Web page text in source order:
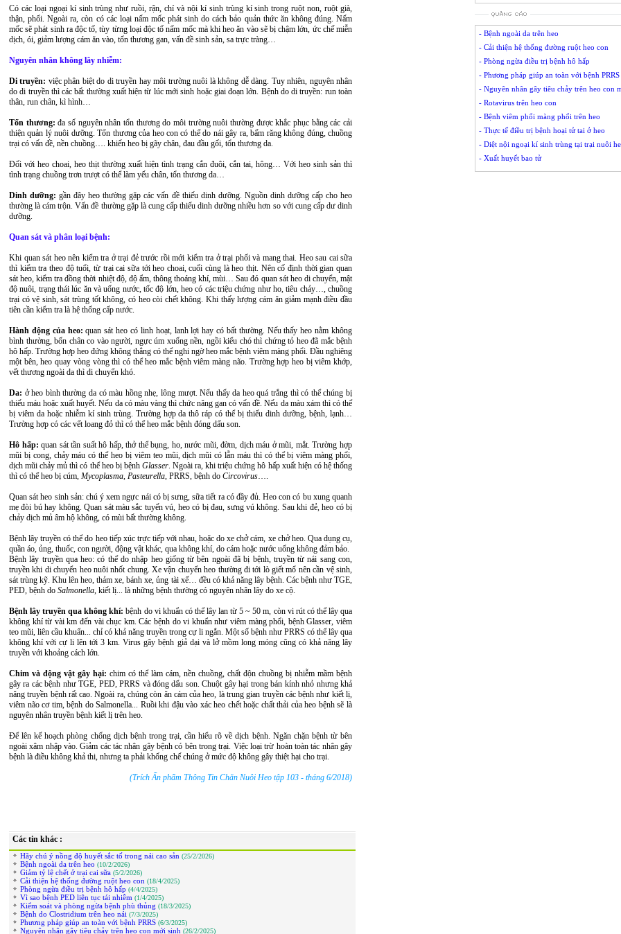
Có các loại ngoại kí sinh trùng như ruồi, rận, chí và nội kí sinh trùng kí sinh trong ruột non, ruột già,
thận, phổi. Ngoài ra, còn có các loại nấm mốc phát sinh do cách bảo quản thức ăn không đúng. Nấm
mốc sẽ phát sinh ra độc tố, tùy từng loại độc tố nấm mốc mà khi heo ăn vào sẽ bị chậm lớn, ức chế miễn
dịch, ói, giảm lượng cám ăn vào, tổn thương gan, vấn đề sinh sản, sa trực tràng…
Nguyên nhân không lây nhiễm:
Di truyền: việc phân biệt do di truyền hay môi trường nuôi là không dễ dàng. Tuy nhiên, nguyên nhân
do di truyền thì các bất thường xuất hiện từ lúc mới sinh hoặc giai đoạn lớn. Bệnh do di truyền: run toàn
thân, run chân, kì hình…
Tổn thương: đa số nguyên nhân tổn thương do môi trường nuôi thường được khắc phục bằng các cải
thiện quản lý nuôi dưỡng. Tổn thương của heo con có thể do nái gây ra, bấm răng không đúng, chuồng
trại có vấn đề, nền chuồng…. khiến heo bị gãy chân, đau đầu gối, tổn thương da.
Đối với heo choai, heo thịt thường xuất hiện tình trạng cắn đuôi, cắn tai, hông… Với heo sinh sản thì
tình trạng chuồng trơn trượt có thể làm yếu chân, tổn thương da…
Dinh dưỡng: gần đây heo thường gặp các vấn đề thiếu dinh dưỡng. Nguồn dinh dưỡng cấp cho heo
thường là cám trộn. Vấn đề thường gặp là cung cấp thiếu dinh dưỡng nhiều hơn so với cung cấp dư dinh
dưỡng.
Quan sát và phân loại bệnh:
Khi quan sát heo nên kiểm tra ở trại đẻ trước rồi mới kiểm tra ở trại phối và mang thai. Heo sau cai sữa
thì kiểm tra theo độ tuổi, từ trại cai sữa tới heo choai, cuối cùng là heo thịt. Nên cố định thời gian quan
sát heo, kiểm tra đồng thời nhiệt độ, độ ẩm, thông thoáng khí, mùi… Sau đó quan sát heo di chuyển, mật
độ nuôi, trạng thái lúc ăn và uống nước, tốc độ lớn, heo có các triệu chứng như ho, tiêu chảy…, chuồng
trại có vệ sinh, sát trùng tốt không, có heo còi chết không. Khi thấy lượng cám ăn giảm mạnh điều đầu
tiên cần kiểm tra là hệ thống cấp nước.
Hành động của heo: quan sát heo có linh hoạt, lanh lợi hay có bất thường. Nếu thấy heo nằm không
bình thường, bốn chân co vào người, ngực úm xuống nền, ngồi kiểu chó thì chứng tỏ heo đã mắc bệnh
hô hấp. Trường hợp heo đứng không thẳng có thể nghi ngờ heo mắc bệnh viêm màng phổi. Đầu nghiêng
một bên, heo quay vòng vòng thì có thể heo mắc bệnh viêm màng não. Trường hợp heo bị viêm khớp,
vết thương ngoài da thì di chuyển khó.
Da: ở heo bình thường da có màu hồng nhẹ, lông mượt. Nếu thấy da heo quá trắng thì có thể chúng bị
thiếu máu hoặc xuất huyết. Nếu da có màu vàng thì chức năng gan có vấn đề. Nếu da màu xám thì có thể
bị viêm da hoặc nhiễm kí sinh trùng. Trường hợp da thô ráp có thể bị thiếu dinh dưỡng, bệnh, lạnh…
Trường hợp có các vết loang đỏ thì có thể heo mắc bệnh đóng dấu son.
Hô hấp: quan sát tần suất hô hấp, thở thể bụng, ho, nước mũi, đờm, dịch máu ở mũi, mắt. Trường hợp
mũi bị cong, chảy máu có thể heo bị viêm teo mũi, dịch mũi có lẫn máu thì có thể bị viêm màng phổi,
dịch mũi chảy mủ thì có thể heo bị bệnh Glasser. Ngoài ra, khi triệu chứng hô hấp xuất hiện có hệ thống
thì có thể heo bị cúm, Mycoplasma, Pasteurella, PRRS, bệnh do Circovirus….
Quan sát heo sinh sản: chú ý xem ngực nái có bị sưng, sữa tiết ra có đầy đủ. Heo con có bu xung quanh
mẹ đòi bú hay không. Quan sát màu sắc tuyến vú, heo có bị đau, sưng vú không. Sau khi đẻ, heo có bị
chảy dịch mủ âm hộ không, có mùi bất thường không.
Bệnh lây truyền có thể do heo tiếp xúc trực tiếp với nhau, hoặc do xe chở cám, xe chở heo. Qua dụng cụ,
quần áo, ủng, thuốc, con người, động vật khác, qua không khí, do cám hoặc nước uống không đảm bảo.
Bệnh lây truyền qua heo: có thể do nhập heo giống từ bên ngoài đã bị bệnh, truyền từ nái sang con,
truyền khi di chuyển heo nuôi nhốt chung. Xe vận chuyển heo thường đi tới lò giết mổ nên cần vệ sinh,
sát trùng kỹ. Khu lên heo, thảm xe, bánh xe, ủng tài xế… đều có khả năng lây bệnh. Các bệnh như TGE,
PED, bệnh do Salmonella, kiết lị... là những bệnh thường có nguyên nhân lây do xe cộ.
Bệnh lây truyền qua không khí: bệnh do vi khuẩn có thể lây lan từ 5 ~ 50 m, còn vi rút có thể lây qua
không khí từ vài km đến vài chục km. Các bệnh do vi khuẩn như viêm màng phổi, bệnh Glasser, viêm
teo mũi, liên cầu khuẩn... chỉ có khả năng truyền trong cự li ngắn. Một số bệnh như PRRS có thể lây qua
không khí với cự li lên tới 3 km. Virus gây bệnh giả dại và lở mồm long móng cũng có khả năng lây
truyền với khoảng cách lớn.
Chim và động vật gây hại: chim có thể làm cám, nền chuồng, chất độn chuồng bị nhiễm mầm bệnh
gây ra các bệnh như TGE, PED, PRRS và đóng dấu son. Chuột gây hại trong bán kính nhỏ nhưng khả
năng truyền bệnh rất cao. Ngoài ra, chúng còn ăn cám của heo, là trung gian truyền các bệnh như kiết lị,
viêm não cơ tim, bệnh do Salmonella... Ruồi khi đậu vào xác heo chết hoặc chất thải của heo bệnh sẽ là
nguyên nhân truyền bệnh kiết lị trên heo.
Để lên kế hoạch phòng chống dịch bệnh trong trại, cần hiểu rõ về dịch bệnh. Ngăn chặn bệnh từ bên
ngoài xâm nhập vào. Giảm các tác nhân gây bệnh có bên trong trại. Việc loại trừ hoàn toàn tác nhân gây
bệnh là điều không khả thi, nhưng ta phải khống chế chúng ở mức độ không gây thiệt hại cho trại.
(Trích Ấn phẩm Thông Tin Chăn Nuôi Heo tập 103 - tháng 6/2018)
Các tin khác :
Hãy chú ý nồng độ huyết sắc tố trong nái cao sản (25/2/2026)
Bệnh ngoài da trên heo (10/2/2026)
Giảm tỷ lệ chết ở trại cai sữa (5/2/2026)
Cải thiện hệ thống đường ruột heo con (18/4/2025)
Phòng ngừa điều trị bệnh hô hấp (4/4/2025)
Vì sao bệnh PED liên tục tái nhiễm (1/4/2025)
Kiểm soát và phòng ngừa bệnh phù thủng (18/3/2025)
Bệnh do Clostridium trên heo nái (7/3/2025)
Phương pháp giúp an toàn với bệnh PRRS (6/3/2025)
Nguyên nhân gây tiêu chảy trên heo con mới sinh (26/2/2025)
- Bệnh ngoài da trên heo
- Cải thiện hệ thống đường ruột heo con
- Phòng ngừa điều trị bệnh hô hấp
- Phương pháp giúp an toàn với bệnh PRRS
- Nguyên nhân gây tiêu chảy trên heo con
- Rotavirus trên heo con
- Bệnh viêm phổi màng phổi trên heo
- Thực tế điều trị bệnh hoại tử tai ở heo
- Diệt nội ngoại kí sinh trùng tại trại nuôi
- Xuất huyết bao tử